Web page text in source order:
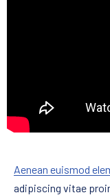
Aenean euismod
adipiscing vitae